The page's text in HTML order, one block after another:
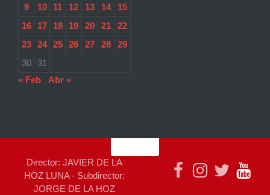
9
10 11 12 13 14
15
16
17 18 19 20 21
22
23
24 25 26 27 28
29
30
31
« Feb
Abr »
Director: JAVIER DE LA
HOZ LUNA - Subdirector:
JORGE DE LA HOZ